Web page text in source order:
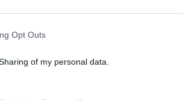
Opt Outs
of my personal data.
to rrzeba czasami zapłacić więcej.
cytuj